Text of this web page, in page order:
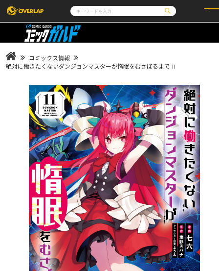
コミック
LiQulle
ラブパルフェ
ライトノベル
ロサージュノベルス
その他
ゲーム
通販・NEWS
企業
会社概要
採用情報
アクセス
オーバーラップホールディングス
お問い合わせはこちら
オーバーラップ文庫 オーバーラップノベルス
オーバーラップノベルスf ロサージュノベルス
コミックガルド コミッククリエ
リキューレ コミックパルフェ
コミックス情報
絶対に働きたくないダンジョンマスターが惰眠をむさぼるまで 11